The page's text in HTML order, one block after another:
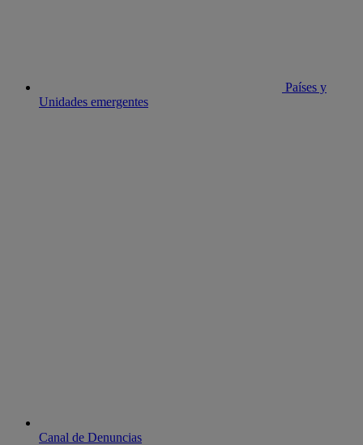
Países y
Unidades emergentes
Canal de Denuncias